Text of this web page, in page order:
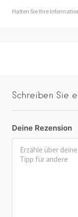
Halten Sie Ihre
Schreiben Sie
Deine Rezension